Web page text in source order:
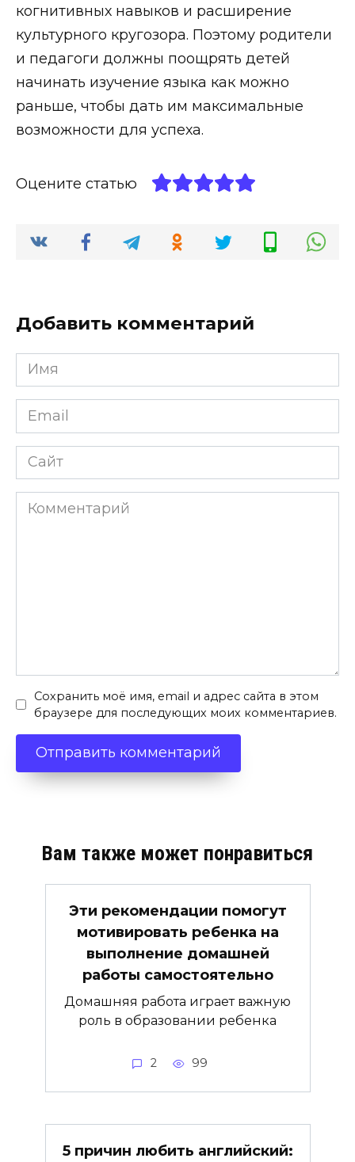
когнитивных навыков и расширение
культурного кругозора. Поэтому родители
и педагоги должны поощрять детей
начинать изучение языка как можно
раньше, чтобы дать им максимальные
возможности для успеха.
Оцените статью
Добавить комментарий
Имя
*
Email
*
Сайт
Комментарий
Сохранить моё имя, email и адрес сайта в этом
браузере для последующих моих комментариев.
Вам также может понравиться
Эти рекомендации помогут
мотивировать ребенка на
выполнение домашней
работы самостоятельно
Домашняя работа играет важную
роль в образовании ребенка
2 99
5 причин любить английский: